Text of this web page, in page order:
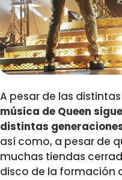
A pesar de las
música de Queen
distintas
así como, a pesar de
muchas tiendas
disco de la formación